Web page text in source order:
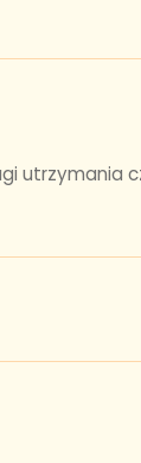
utrzymania